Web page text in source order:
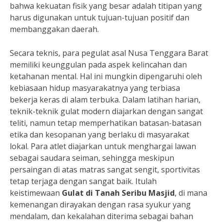
bahwa kekuatan fisik yang besar adalah titipan yang
harus digunakan untuk tujuan-tujuan positif dan
membanggakan daerah.
Secara teknis, para pegulat asal Nusa Tenggara Barat
memiliki keunggulan pada aspek kelincahan dan
ketahanan mental. Hal ini mungkin dipengaruhi oleh
kebiasaan hidup masyarakatnya yang terbiasa
bekerja keras di alam terbuka. Dalam latihan harian,
teknik-teknik gulat modern diajarkan dengan sangat
teliti, namun tetap memperhatikan batasan-batasan
etika dan kesopanan yang berlaku di masyarakat
lokal. Para atlet diajarkan untuk menghargai lawan
sebagai saudara seiman, sehingga meskipun
persaingan di atas matras sangat sengit, sportivitas
tetap terjaga dengan sangat baik. Itulah
keistimewaan Gulat di Tanah Seribu Masjid, di mana
kemenangan dirayakan dengan rasa syukur yang
mendalam, dan kekalahan diterima sebagai bahan